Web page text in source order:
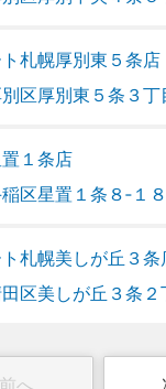
札幌厚別東５条店
区厚別東５条３丁
１条店
区星置１条８‐１
札幌美しが丘３条
区美しが丘３条２